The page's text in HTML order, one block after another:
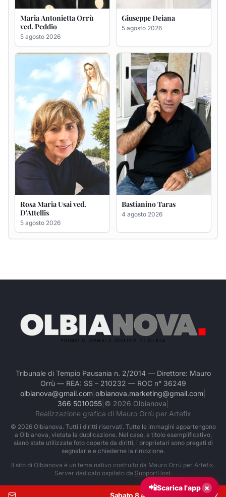
Rosa Maria Usai ved.
D'Attellis
5 agosto 2026
Bastianino Taras
4 agosto 2026
Tribunale di Tempio Pausania n. 2/2014 — Direttore: Mauro
Orrù — REA: SS – 210232 — ROC n° 36249
olbianova@gmail.com olbianova.marketing@gmail.com
366 5010055| © 2026 Olbianova
Realizzazione grafica di Mauro Orrù per Artefix
© 2026Olbianova. Tutti i diritti riservati. Tutte le immagini appartengono
a Olbianova, vietata la duplicazione. Nel caso, a titolo esemplificativo,
siano state utilizzate foto coperte da diritti, i proprietari sono pregati di
segnalarle e chiederne la rimozione.
Il sito di Olbianova è un tema nativo costruito da Mauro Orrù per Artefix.
Server dedicato ospitato da SupportHost.
Sabato 8 Agosto 2026 11:07
📲Scarica l'app ×